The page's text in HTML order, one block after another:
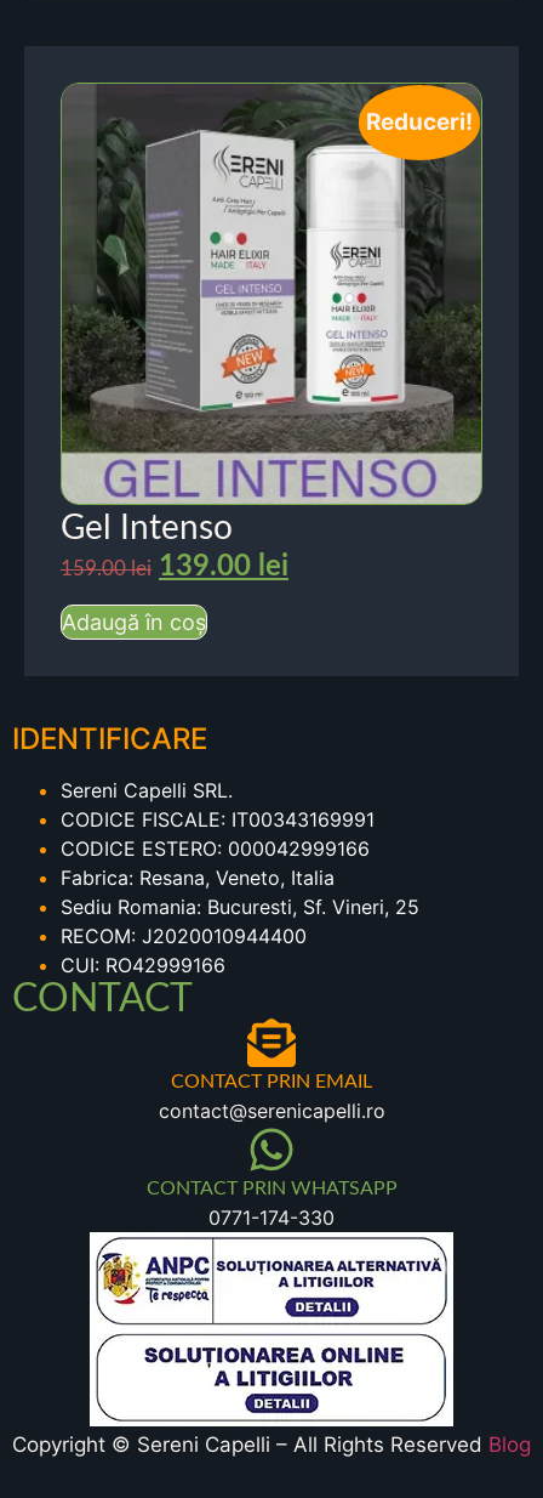
Reduceri!
Gel Intenso
159.00lei 139.00 lei
Adaugă în coș
IDENTIFICARE
Sereni Capelli SRL.
CODICE FISCALE: IT00343169991
CODICE ESTERO: 000042999166
Fabrica: Resana, Veneto, Italia
Sediu Romania: Bucuresti, Sf. Vineri, 25
RECOM: J2020010944400
CUI: RO42999166
CONTACT
CONTACT PRIN EMAIL
contact@serenicapelli.ro
CONTACT PRIN WHATSAPP
0771-174-330
Copyright © Sereni Capelli – All Rights Reserved Blog